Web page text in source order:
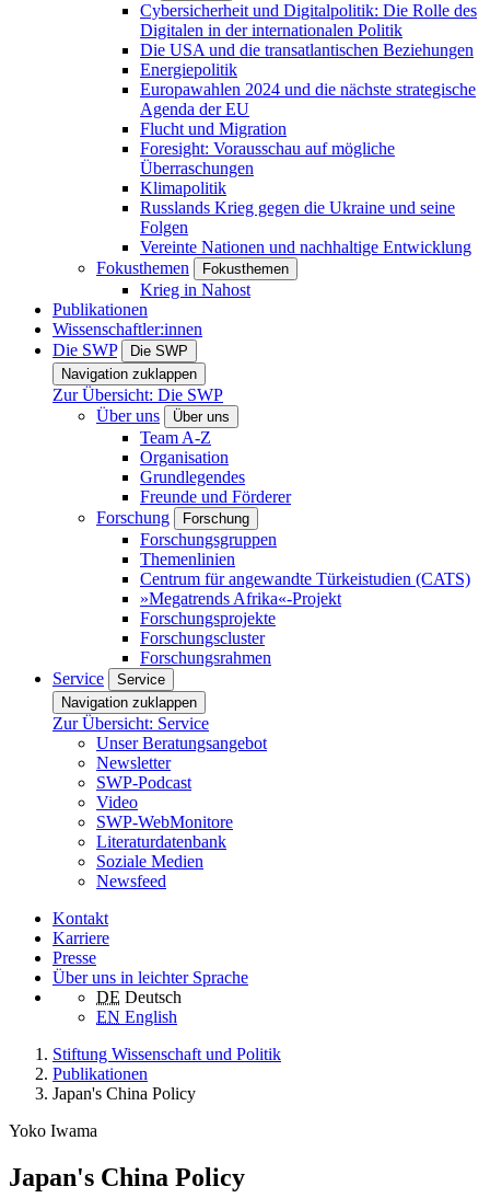
Cybersicherheit und Digitalpolitik: Die Rolle des
Digitalen in der internationalen Politik
Die USA und die transatlantischen Beziehungen
Energiepolitik
Europawahlen 2024 und die nächste strategische
Agenda der EU
Flucht und Migration
Foresight: Vorausschau auf mögliche
Überraschungen
Klimapolitik
Russlands Krieg gegen die Ukraine und seine
Folgen
Vereinte Nationen und nachhaltige Entwicklung
Fokusthemen
Fokusthemen
Krieg in Nahost
Publikationen
Wissenschaftler:innen
Die SWP
Die SWP
Navigation zuklappen
Zur Übersicht: Die SWP
Über uns
Über uns
Team A-Z
Organisation
Grundlegendes
Freunde und Förderer
Forschung
Forschung
Forschungsgruppen
Themenlinien
Centrum für angewandte Türkeistudien (CATS)
»Megatrends Afrika«-Projekt
Forschungsprojekte
Forschungscluster
Forschungsrahmen
Service
Service
Navigation zuklappen
Zur Übersicht: Service
Unser Beratungsangebot
Newsletter
SWP-Podcast
Video
SWP-WebMonitore
Literaturdatenbank
Soziale Medien
Newsfeed
Kontakt
Karriere
Presse
Über uns in leichter Sprache
DE Deutsch
EN English
Stiftung Wissenschaft und Politik
Publikationen
Japan's China Policy
Yoko Iwama
Japan's China Policy